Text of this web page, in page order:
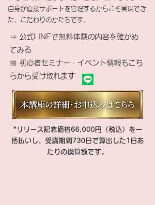
自身が直接サポートを管理するからこそ実現でき
た、こだわりのかたちです。
⇒ 公式LINEで無料体験の内容を確かめ
てみる
📅 初心者セミナー・イベント情報もこち
らから受け取れます
*リリース記念価格66,000円（税込）を一
括払いし、受講期間730日で算出した1日あ
たりの換算額です。